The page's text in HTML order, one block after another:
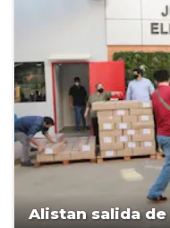
Alistan salida